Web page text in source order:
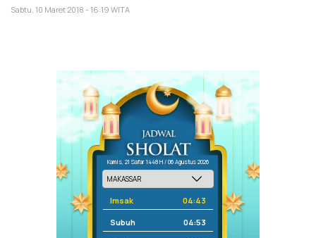
Sabtu, 10 Maret 2018 - 16:19 WITA
Kamis, 21 Safar 1448 H / 06 Agustus 2026
Imsak 04:43
Subuh 04:53